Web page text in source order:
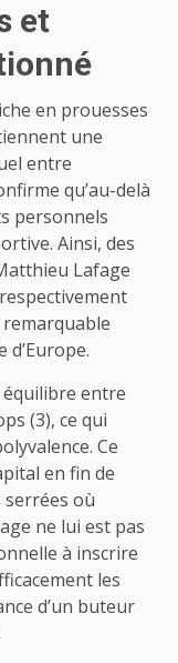
et
en prouesses
une
entre
qu’au-delà
personnels
Ainsi, des
Lafage
équilibre entre
(3), ce qui
Ce
en fin de
serrées où
ne lui est pas
à inscrire
les
d’un buteur